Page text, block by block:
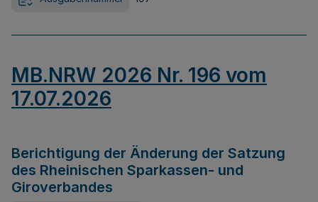
MB.NRW 2026 Nr. 196 vom
17.07.2026
Berichtigung der Änderung der Satzung
des Rheinischen Sparkassen- und
Giroverbandes